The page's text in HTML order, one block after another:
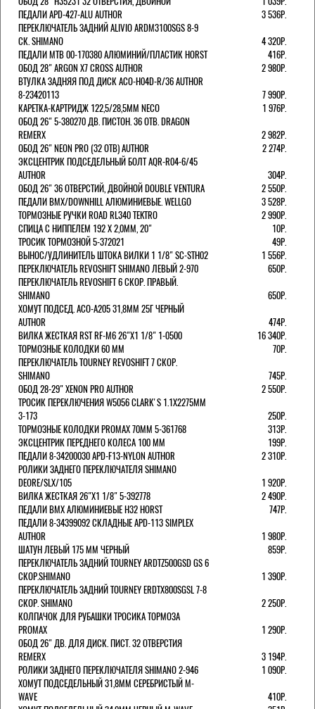
ПЕДАЛИ APD-427-ALU AUTHOR
3 536Р.
ПЕРЕКЛЮЧАТЕЛЬ ЗАДНИЙ ALIVIO ARDM3100SGS 8-9
СК. SHIMANO
4 320Р.
ПЕДАЛИ MTB 00-170380 АЛЮМИНИЙ/ПЛАСТИК HORST
416Р.
ОБОД 28" ARGON X7 CROSS AUTHOR
2 980Р.
ВТУЛКА ЗАДНЯЯ ПОД ДИСК ACO-H04D-R/36 AUTHOR
8-23420113
7 990Р.
КАРЕТКА-КАРТРИДЖ 122,5/28,5ММ NECO
1 976Р.
ОБОД 26" 5-380270 ДВ. ПИСТОН. 36 ОТВ. DRAGON
REMERX
2 982Р.
ОБОД 26" NEON PRO (32 ОТВ) AUTHOR
2 274Р.
ЭКСЦЕНТРИК ПОДСЕДЕЛЬНЫЙ БОЛТ AQR-R04-6/45
AUTHOR
304Р.
ОБОД 26" 36 ОТВЕРСТИЙ, ДВОЙНОЙ DOUBLE VENTURA
2 550Р.
ПЕДАЛИ BMX/DOWNHILL АЛЮМИНИЕВЫЕ. WELLGO
3 528Р.
ТОРМОЗНЫЕ РУЧКИ ROAD RL340 TEKTRO
2 990Р.
СПИЦА С НИППЕЛЕМ 192 Х 2,0ММ, 20"
10Р.
ТРОСИК ТОРМОЗНОЙ 5-372021
49Р.
ВЫНОС/УДЛИНИТЕЛЬ ШТОКА ВИЛКИ 1 1/8" SC-STH02
1 556Р.
ПЕРЕКЛЮЧАТЕЛЬ REVOSHIFT SHIMANO ЛЕВЫЙ 2-970
650Р.
ПЕРЕКЛЮЧАТЕЛЬ REVOSHIFT 6 СКОР. ПРАВЫЙ.
SHIMANO
650Р.
ХОМУТ ПОДСЕД. ACO-A205 31,8ММ 25Г ЧЕРНЫЙ
AUTHOR
474Р.
ВИЛКА ЖЕСТКАЯ RST RF-M6 26"Х1 1/8" 1-0500
16 340Р.
ТОРМОЗНЫЕ КОЛОДКИ 60 ММ
70Р.
ПЕРЕКЛЮЧАТЕЛЬ TOURNEY REVOSHIFT 7 СКОР.
SHIMANO
745Р.
ОБОД 28-29" XENON PRO AUTHOR
2 550Р.
ТРОСИК ПЕРЕКЛЮЧЕНИЯ W5056 CLARK'S 1.1Х2275ММ
3-173
250Р.
ТОРМОЗНЫЕ КОЛОДКИ PROMAX 70ММ 5-361768
313Р.
ЭКСЦЕНТРИК ПЕРЕДНЕГО КОЛЕСА 100 ММ
199Р.
ПЕДАЛИ 8-34200030 APD-F13-NYLON AUTHOR
2 310Р.
РОЛИКИ ЗАДНЕГО ПЕРЕКЛЮЧАТЕЛЯ SHIMANO
DEORE/SLX/105
1 920Р.
ВИЛКА ЖЕСТКАЯ 26"Х1 1/8" 5-392778
2 490Р.
ПЕДАЛИ BMX АЛЮМИНИЕВЫЕ H32 HORST
747Р.
ПЕДАЛИ 8-34399092 СКЛАДНЫЕ APD-113 SIMPLEX
AUTHOR
1 980Р.
ШАТУН ЛЕВЫЙ 175 ММ ЧЕРНЫЙ
859Р.
ПЕРЕКЛЮЧАТЕЛЬ ЗАДНИЙ TOURNEY ARDTZ500GSD GS 6
СКОР.SHIMANO
1 390Р.
ПЕРЕКЛЮЧАТЕЛЬ ЗАДНИЙ TOURNEY ERDTX800SGSL 7-8
СКОР. SHIMANO
2 250Р.
КОЛПАЧОК ДЛЯ РУБАШКИ ТРОСИКА ТОРМОЗА
PROMAX
1 290Р.
ОБОД 26" ДВ. ДЛЯ ДИСК. ПИСТ. 32 ОТВЕРСТИЯ
REMERX
3 194Р.
РОЛИКИ ЗАДНЕГО ПЕРЕКЛЮЧАТЕЛЯ SHIMANO 2-946
1 090Р.
ХОМУТ ПОДСЕДЕЛЬНЫЙ 31,8ММ СЕРЕБРИСТЫЙ M-
WAVE
410Р.